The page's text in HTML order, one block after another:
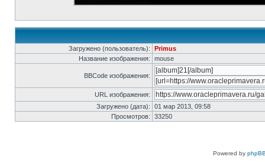
Загружено (пользователь):
Primus
Название изображения:
mouse
BBCode изображения:
URL изображения:
Загружено (дата):
01 мар 2013, 09:58
Просмотров:
33250
Powered by